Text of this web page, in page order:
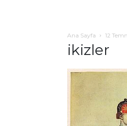
Ana Sayfa 12
ikizler